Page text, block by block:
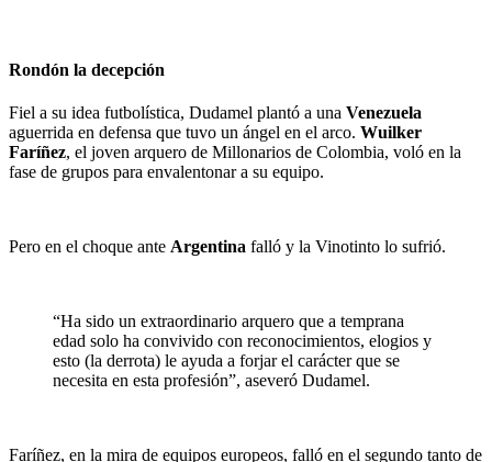
Rondón la decepción
Fiel a su idea futbolística, Dudamel plantó a una Venezuela
aguerrida en defensa que tuvo un ángel en el arco. Wuilker
Faríñez, el joven arquero de Millonarios de Colombia, voló en la
fase de grupos para envalentonar a su equipo.
Pero en el choque ante Argentina falló y la Vinotinto lo sufrió.
“Ha sido un extraordinario arquero que a temprana
edad solo ha convivido con reconocimientos, elogios y
esto (la derrota) le ayuda a forjar el carácter que se
necesita en esta profesión”, aseveró Dudamel.
Faríñez, en la mira de equipos europeos, falló en el segundo tanto de